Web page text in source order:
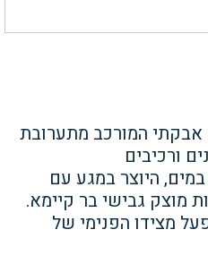
אבקתי המורכב מתערובת
ורכיבים
היוצר במגע עם
מוצק גבישי בר קיימא.
מצידו הפנימי של